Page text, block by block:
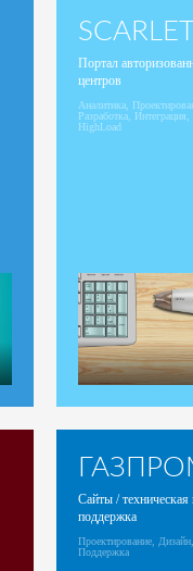
Портал
центров
Аналитика,
Разработка,
HighLoad
Сайты /
поддержка
Проектирование,
Поддержка